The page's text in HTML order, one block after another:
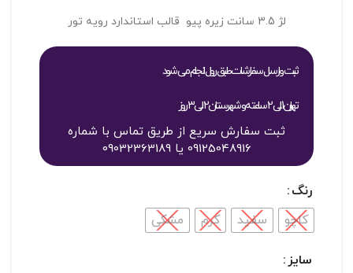
لژ 3.5 سانت زیره پیو قالب استاندارد رویه تور
ثبت و ارسال سفارشات طبق روال انجام می شود
تهران 1 الی 2 ساعته و شهرستان 2 الی 3 روز
ثبت سفارش سریع از طریق تماس با شماره
09125048916 یا 09032363189
رنگ
کاچو
سفید کرم مشکی
سایز